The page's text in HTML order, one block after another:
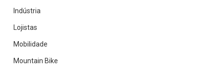
Indústria
Lojistas
Mobilidade
Mountain Bike